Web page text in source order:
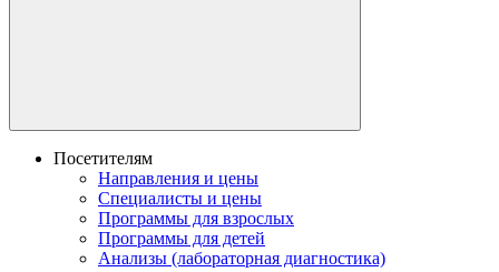
Посетителям
Направления и цены
Специалисты и цены
Программы для взрослых
Программы для детей
Анализы (лабораторная диагностика)